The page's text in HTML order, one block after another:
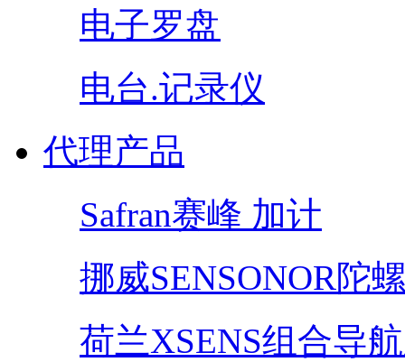
电子罗盘
电台.记录仪
代理产品
Safran赛峰 加计
挪威SENSONOR陀
荷兰XSENS组合导